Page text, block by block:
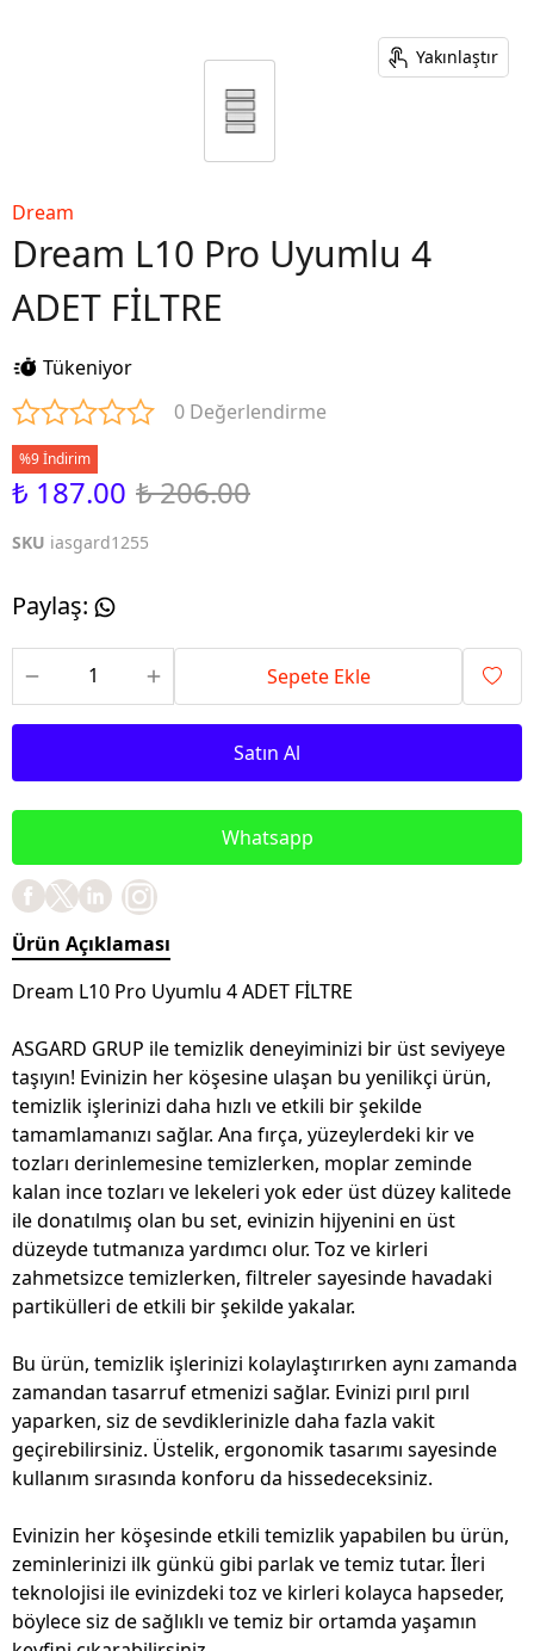
Yakınlaştır
Dream
Dream L10 Pro Uyumlu 4
ADET FİLTRE
Tükeniyor
0 Değerlendirme
%9 İndirim
₺ 187.00 ₺ 206.00
SKU iasgard1255
Paylaş:
Sepete Ekle
Satın Al
Whatsapp
Ürün Açıklaması
Dream L10 Pro Uyumlu 4 ADET FİLTRE
ASGARD GRUP ile temizlik deneyiminizi bir üst seviyeye
taşıyın! Evinizin her köşesine ulaşan bu yenilikçi ürün,
temizlik işlerinizi daha hızlı ve etkili bir şekilde
tamamlamanızı sağlar. Ana fırça, yüzeylerdeki kir ve
tozları derinlemesine temizlerken, moplar zeminde
kalan ince tozları ve lekeleri yok eder üst düzey kalitede
ile donatılmış olan bu set, evinizin hijyenini en üst
düzeyde tutmanıza yardımcı olur. Toz ve kirleri
zahmetsizce temizlerken, filtreler sayesinde havadaki
partikülleri de etkili bir şekilde yakalar.
Bu ürün, temizlik işlerinizi kolaylaştırırken aynı zamanda
zamandan tasarruf etmenizi sağlar. Evinizi pırıl pırıl
yaparken, siz de sevdiklerinizle daha fazla vakit
geçirebilirsiniz. Üstelik, ergonomik tasarımı sayesinde
kullanım sırasında konforu da hissedeceksiniz.
Evinizin her köşesinde etkili temizlik yapabilen bu ürün,
zeminlerinizi ilk günkü gibi parlak ve temiz tutar. İleri
teknolojisi ile evinizdeki toz ve kirleri kolayca hapseder,
böylece siz de sağlıklı ve temiz bir ortamda yaşamın